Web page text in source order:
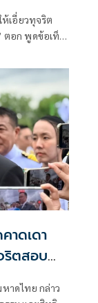
ห้เอี่ยวทุจริต
ตอก พูดข้อเท็จ
ดเดา
ตสอบ
าดไทย กล่าว